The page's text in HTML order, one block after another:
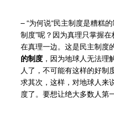
– “为何说“民主制度是糟糕
制度”呢？因为真理只掌握
在真理一边。这是民主制度
的制度 ，因为地球人无法理
人了，不可能有这样的好制
求其次，这样，对地球人来
度了。要想让绝大多数人第